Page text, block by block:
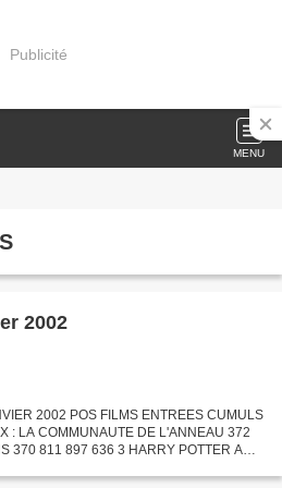
Publicité
MENU
2002
2002 POS FILMS ENTREES CUMULS
: LA COMMUNAUTE DE L'ANNEAU 372
370 811 897 636 3 HARRY POTTER A